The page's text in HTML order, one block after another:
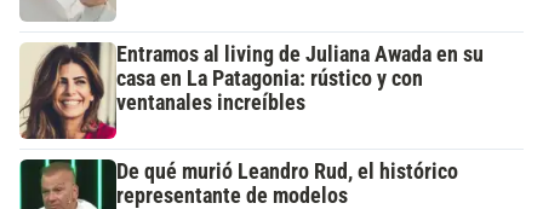
Entramos al living de Juliana Awada en su
casa en La Patagonia: rústico y con
ventanales increíbles
De qué murió Leandro Rud, el histórico
representante de modelos